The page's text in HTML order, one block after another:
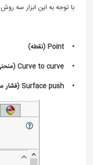
با توجه به این ابزار سه
• Point (نقطه)
• Curve to curve (منحنی به منحنی)
• Surface push (فشار سطح)